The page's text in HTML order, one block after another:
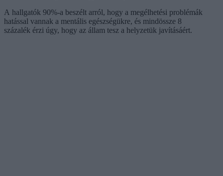
A hallgatók 90%-a beszélt arról, hogy a megélhetési problémák
hatással vannak a mentális egészségükre, és mindössze 8
százalék érzi úgy, hogy az állam tesz a helyzetük javításáért.